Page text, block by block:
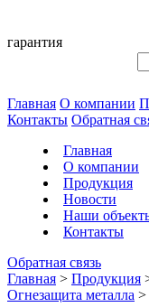
гарантия
Главная О компании
Контакты Обратная
Главная
О компании
Продукция
Новости
Наши
Контакты
Обратная связь
Главная > Продукция
Огнезащита металла >